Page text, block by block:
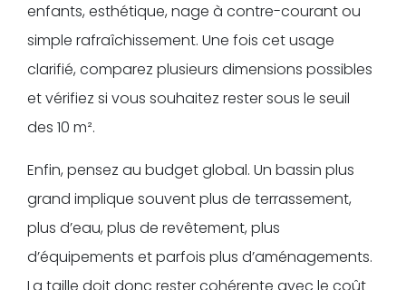
enfants, esthétique, nage à contre-courant ou
simple rafraîchissement. Une fois cet usage
clarifié, comparez plusieurs dimensions possibles
et vérifiez si vous souhaitez rester sous le seuil
des 10 m².
Enfin, pensez au budget global. Un bassin plus
grand implique souvent plus de terrassement,
plus d’eau, plus de revêtement, plus
d’équipements et parfois plus d’aménagements.